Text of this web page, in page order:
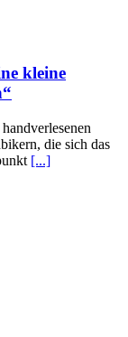
kleine
die sich das
[...]